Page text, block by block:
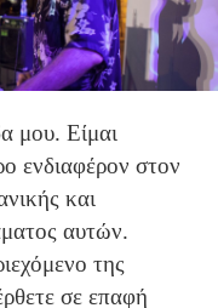
μου. Είμαι
ενδιαφέρον στον
και
αυτών.
της
σε επαφή